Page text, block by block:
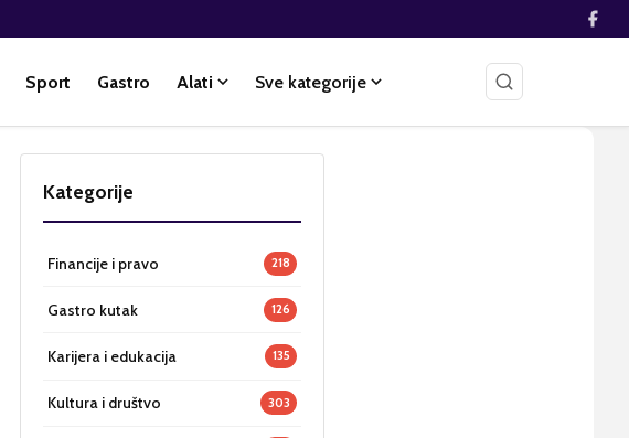
Sport Gastro Alati Sve kategorije
Kategorije
Financije i pravo 218
Gastro kutak 126
Karijera i edukacija 135
Kultura i društvo 303